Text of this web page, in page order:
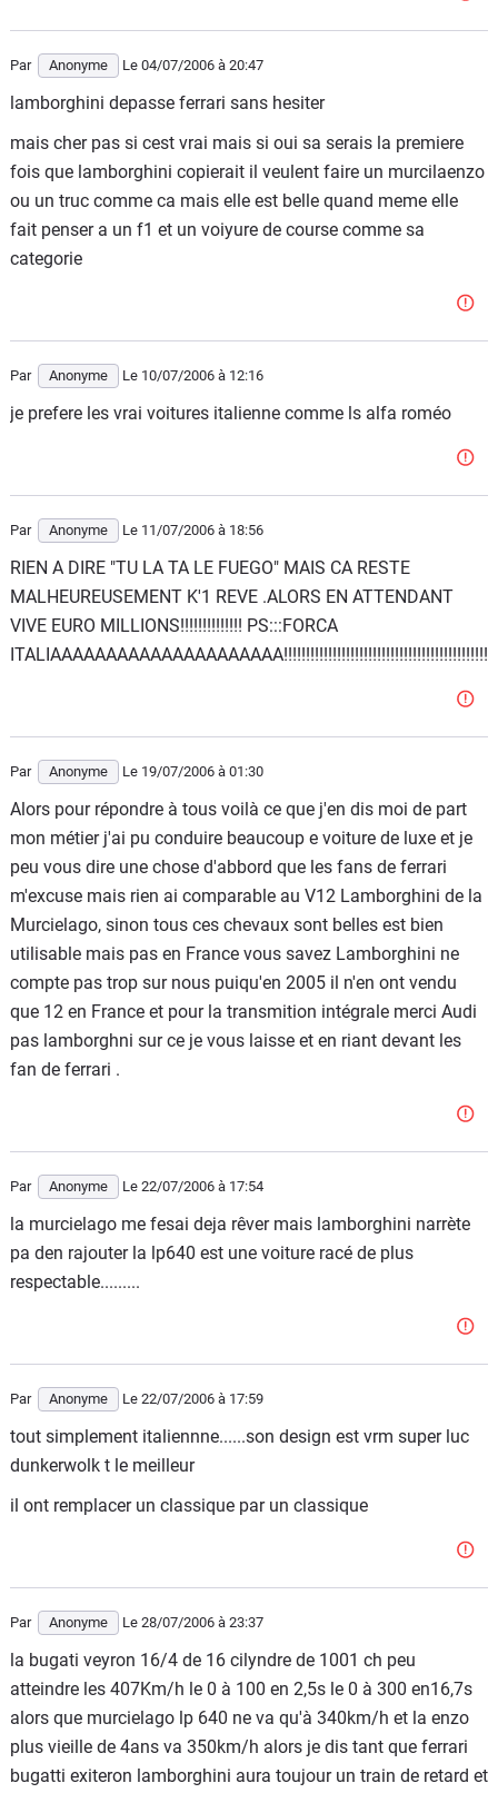
Par Anonyme Le 04/07/2006 à 20:47
lamborghini depasse ferrari sans hesiter
mais cher pas si cest vrai mais si oui sa serais la premiere
fois que lamborghini copierait il veulent faire un murcilaenzo
ou un truc comme ca mais elle est belle quand meme elle
fait penser a un f1 et un voiyure de course comme sa
categorie
Par Anonyme Le 10/07/2006 à 12:16
je prefere les vrai voitures italienne comme ls alfa roméo
Par Anonyme Le 11/07/2006 à 18:56
RIEN A DIRE "TU LA TA LE FUEGO" MAIS CA RESTE
MALHEUREUSEMENT K'1 REVE .ALORS EN ATTENDANT
VIVE EURO MILLIONS!!!!!!!!!!!!!! PS:::FORCA
Par Anonyme Le 19/07/2006 à 01:30
Alors pour répondre à tous voilà ce que j'en dis moi de part
mon métier j'ai pu conduire beaucoup e voiture de luxe et je
peu vous dire une chose d'abbord que les fans de ferrari
m'excuse mais rien ai comparable au V12 Lamborghini de la
Murcielago, sinon tous ces chevaux sont belles est bien
utilisable mais pas en France vous savez Lamborghini ne
compte pas trop sur nous puiqu'en 2005 il n'en ont vendu
que 12 en France et pour la transmition intégrale merci Audi
pas lamborghni sur ce je vous laisse et en riant devant les
fan de ferrari .
Par Anonyme Le 22/07/2006 à 17:54
la murcielago me fesai deja rêver mais lamborghini narrète
pa den rajouter la lp640 est une voiture racé de plus
respectable.........
Par Anonyme Le 22/07/2006 à 17:59
tout simplement italiennne......son design est vrm super luc
dunkerwolk t le meilleur
il ont remplacer un classique par un classique
Par Anonyme Le 28/07/2006 à 23:37
la bugati veyron 16/4 de 16 cilyndre de 1001 ch peu
atteindre les 407Km/h le 0 à 100 en 2,5s le 0 à 300 en16,7s
alors que murcielago lp 640 ne va qu'à 340km/h et la enzo
plus vieille de 4ans va 350km/h alors je dis tant que ferrari
bugatti exiteron lamborghini aura toujour un train de retard et